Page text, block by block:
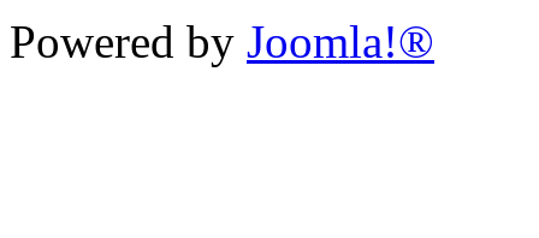
Powered by Joomla!®